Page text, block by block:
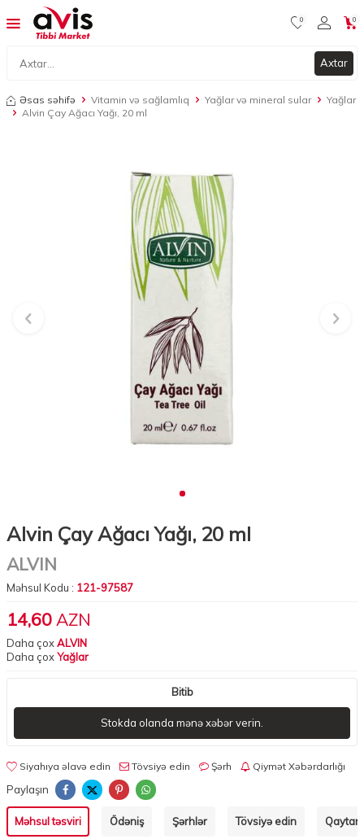
Axtar
0 0
Əsas səhifə Vitamin və sağlamlıq Yağlar və mineral sular
Yağlar
Alvin Çay Ağacı Yağı, 20 ml
Alvin Çay Ağacı Yağı, 20 ml
ALVIN
Məhsul Kodu : 121-97587
14,60 AZN
Daha çoxALVIN
Daha çoxYağlar
Bitib
Stokda olanda mənə xəbər verin.
Siyahıya əlavə edin Tövsiyə edin Şərh Qiymət Xəbərdarlığı
Paylaşın
Məhsul təsviri Ödəniş Şərhlər Tövsiyə edin